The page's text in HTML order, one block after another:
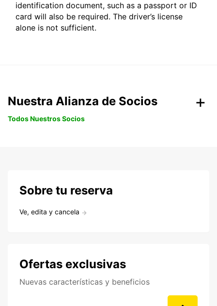
identification document, such as a passport or ID
card will also be required. The driver’s license
alone is not sufficient.
Nuestra Alianza de Socios
Todos Nuestros Socios
Sobre tu reserva
Ve, edita y cancela
Ofertas exclusivas
Nuevas características y beneficios